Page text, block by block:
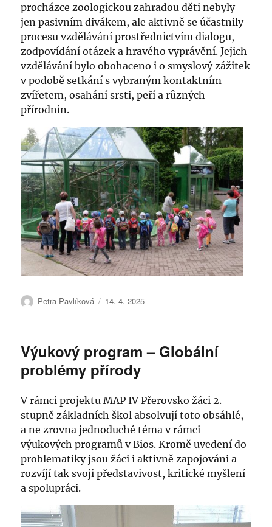
procházce zoologickou zahradou děti nebyly
jen pasivním divákem, ale aktivně se účastnily
procesu vzdělávání prostřednictvím dialogu,
zodpovídání otázek a hravého vyprávění. Jejich
vzdělávání bylo obohaceno i o smyslový zážitek
v podobě setkání s vybraným kontaktním
zvířetem, osahání srsti, peří a různých
přírodnin.
Autor:
Petra Pavlíková Publikováno:
14. 4. 2025
Výukový program – Globální
problémy přírody
V rámci projektu MAP IV Přerovsko žáci 2.
stupně základních škol absolvují toto obsáhlé,
a ne zrovna jednoduché téma v rámci
výukových programů v Bios. Kromě uvedení do
problematiky jsou žáci i aktivně zapojováni a
rozvíjí tak svoji představivost, kritické myšlení
a spolupráci.